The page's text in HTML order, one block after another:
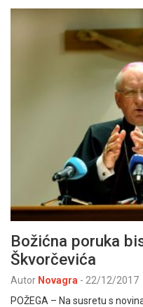
Božićna poruka
Škvorčevića
Autor Novagra - 22/12/2017
POŽEGA – Na susretu s